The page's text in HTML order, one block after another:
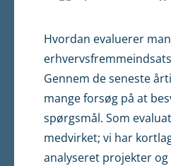
Hvordan evaluerer
Gennem de seneste
mange forsøg på at
spørgsmål. Som
medvirket; vi har
analyseret projekter